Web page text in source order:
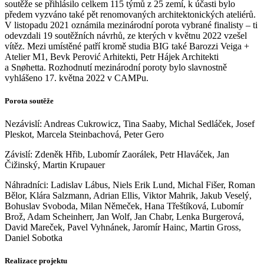
soutěže se přihlásilo celkem 115 týmů z 25 zemí, k účasti bylo
předem vyzváno také pět renomovaných architektonických ateliérů.
V listopadu 2021 oznámila mezinárodní porota vybrané finalisty – ti
odevzdali 19 soutěžních návrhů, ze kterých v květnu 2022 vzešel
vítěz. Mezi umístěné patří kromě studia BIG také Barozzi Veiga +
Atelier M1, Bevk Perović Arhitekti, Petr Hájek Architekti
a Snøhetta. Rozhodnutí mezinárodní poroty bylo slavnostně
vyhlášeno 17. května 2022 v CAMPu.
Porota soutěže
Nezávislí: Andreas Cukrowicz, Tina Saaby, Michal Sedláček, Josef
Pleskot, Marcela Steinbachová, Peter Gero
Závislí: Zdeněk Hřib, Lubomír Zaorálek, Petr Hlaváček, Jan
Čižinský, Martin Krupauer
Náhradníci: Ladislav Lábus, Niels Erik Lund, Michal Fišer, Roman
Bělor, Klára Salzmann, Adrian Ellis, Viktor Mahrik, Jakub Veselý,
Bohuslav Svoboda, Milan Němeček, Hana Třeštíková, Lubomír
Brož, Adam Scheinherr, Jan Wolf, Jan Chabr, Lenka Burgerová,
David Mareček, Pavel Vyhnánek, Jaromír Hainc, Martin Gross,
Daniel Sobotka
Realizace projektu